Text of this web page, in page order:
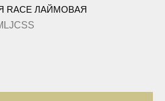
RACE ЛАЙМОВАЯ